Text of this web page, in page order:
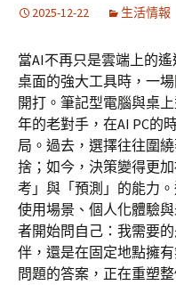
2025-12-22 生活情報
當AI不再只是雲端上的
桌面的強大工具時，一
開打。筆記型電腦與桌
年的老對手，在AI PC的
局。過去，選擇往往圍
捨；如今，決策變得更
考」與「預測」的能力
使用場景、個人化體驗
者開始問自己：我需要
伴，還是在固定地點擁
問題的答案，正在重塑